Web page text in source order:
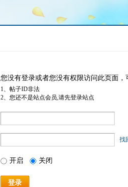
您没有登录或者您没有权限访问此页面
1、帖子ID非法
2、您还不是站点会员,请先登录站点
找
开启 关闭
登录